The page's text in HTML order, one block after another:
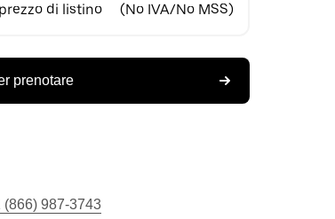
di listino (No IVA/No MSS)
prenotare
(866) 987-3743